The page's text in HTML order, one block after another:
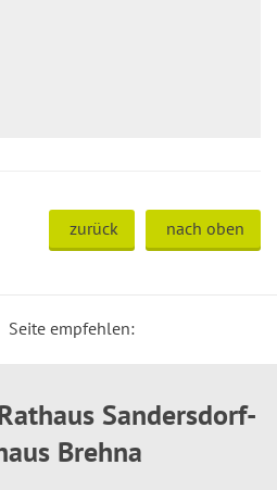
zurück nach oben
Seite empfehlen:
Sandersdorf-
Brehna